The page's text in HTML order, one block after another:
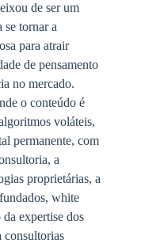
de ser um
se tornar a
para atrair
de pensamento
no mercado.
o conteúdo é
voláteis,
permanente, com
a
proprietárias, a
white
expertise dos
consultorias